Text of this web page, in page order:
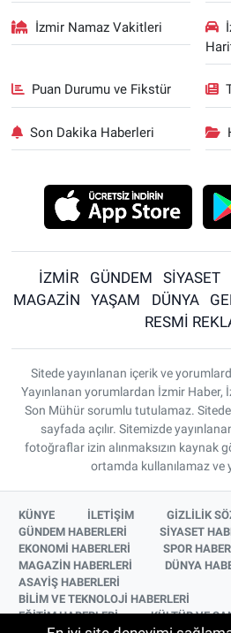
İzmir Namaz Vakitleri
Puan Durumu ve Fikstür
Son Dakika Haberleri
İZMİR GÜNDEM SİYASET
MAGAZİN
YAŞAM DÜNYA
RESMİ
Sitede yayınlanan içerik ve
Yayınlanan yorumlardan İzmir Haber,
Son Mühür sorumlu tutulamaz.
sayfada açılır. Sitemizde
fotoğraflar izin alınmaksızın kaynak
ortamda kullanılamaz ve
KÜNYE İLETİŞİM
GİZLİLİK
GÜNDEM HABERLERİ
SİYASET
EKONOMİ HABERLERİ
SPOR
MAGAZİN HABERLERİ
DÜNYA
ASAYİŞ HABERLERİ
BİLİM VE TEKNOLOJİ HABERLERİ
EĞİTİM HABERLERİ
KÜLTÜR VE